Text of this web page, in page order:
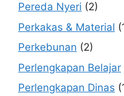
Pereda Nyeri (2)
Perkakas & Material
Perkebunan (2)
Perlengkapan Belajar
Perlengkapan Dinas